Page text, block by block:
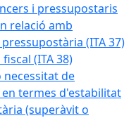
i pressupostaris
relació amb
(ITA 37)
(ITA 38)
necessitat de
termes d'estabilitat
(superàvit o